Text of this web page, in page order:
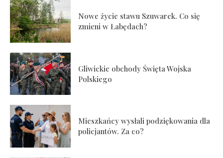
Nowe życie stawu Szuwarek. Co się
zmieni w Łabędach?
Gliwickie obchody Święta Wojska
Polskiego
Mieszkańcy wysłali podziękowania dla
policjantów. Za co?